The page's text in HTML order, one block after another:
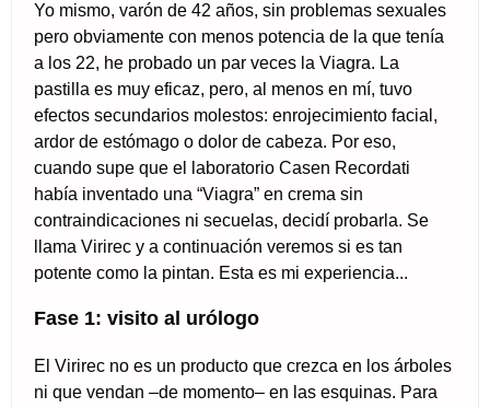
Yo mismo, varón de 42 años, sin problemas sexuales
pero obviamente con menos potencia de la que tenía
a los 22, he probado un par veces la Viagra. La
pastilla es muy eficaz, pero, al menos en mí, tuvo
efectos secundarios molestos: enrojecimiento facial,
ardor de estómago o dolor de cabeza. Por eso,
cuando supe que el laboratorio Casen Recordati
había inventado una “Viagra” en crema sin
contraindicaciones ni secuelas, decidí probarla. Se
llama Virirec y a continuación veremos si es tan
potente como la pintan. Esta es mi experiencia...
Fase 1: visito al urólogo
El Virirec no es un producto que crezca en los árboles
ni que vendan –de momento– en las esquinas. Para